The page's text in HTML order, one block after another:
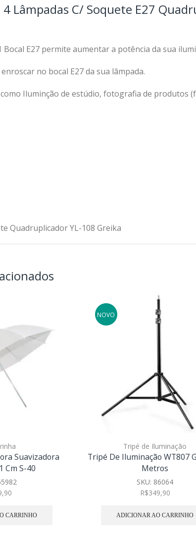
Lâmpadas C/ Soquete E27
Bocal E27 permite aumentar a potência da sua
no bocal E27 da sua lâmpada.
Iluminção de estúdio, fotografia de produtos
Quadruplicador YL-108 Greika
Suavizadora
Cm S-40
CARRINHO
NOVO
Tripé de Iluminação
Tripé De Iluminação WT807
Metros
SKU: 86064
R$349,90
ADICIONAR AO CARRINHO